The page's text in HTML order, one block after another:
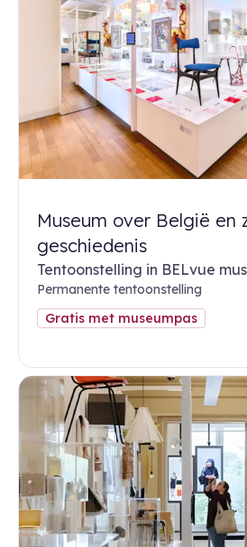
Museum over België en
geschiedenis
Tentoonstelling in BELvue
Permanente tentoonstelling
Gratis met museumpas